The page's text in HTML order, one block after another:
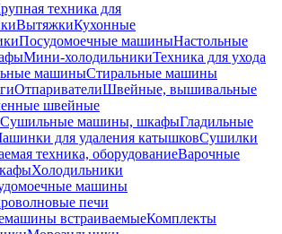
техника для
ВытяжкиКухонные
Посудомоечные машиныНастольные
Мини-холодильникиТехника для ухода
машиныСтиральные машины
ОтпаривателиШвейные, вышивальные
швейные
Сушильные машины, шкафыГладильные
для удаления катышковСушилки
техника, оборудованиеВарочные
Холодильники
машины
печи
встраиваемыеКомплекты